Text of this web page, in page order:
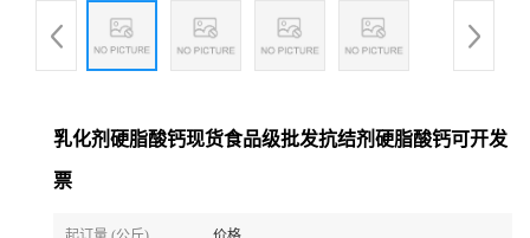
乳化剂硬脂酸钙现货食品级批发抗结剂硬脂酸钙可开发
票